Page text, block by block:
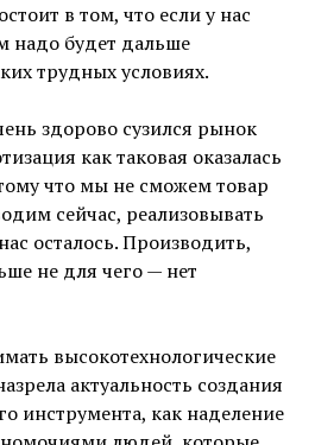
в том, что если у нас
надо будет дальше
трудных условиях.
здорово сузился рынок
как таковая оказалась
что мы не сможем товар
сейчас, реализовывать
осталось. Производить,
не для чего — нет
высокотехнологические
актуальность создания
инструмента, как наделение